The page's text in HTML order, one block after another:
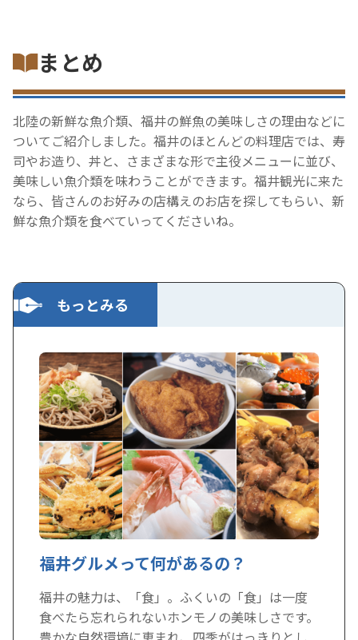
まとめ
北陸の新鮮な魚介類、福井の鮮魚の美味しさの理由などに
ついてご紹介しました。福井のほとんどの料理店では、寿
司やお造り、丼と、さまざまな形で主役メニューに並び、
美味しい魚介類を味わうことができます。福井観光に来た
なら、皆さんのお好みの店構えのお店を探してもらい、新
鮮な魚介類を食べていってくださいね。
もっとみる
福井グルメって何があるの？
福井の魅力は、「食」。ふくいの「食」は一度
食べたら忘れられないホンモノの美味しさです。